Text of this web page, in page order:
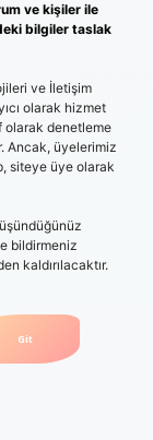
ve kişiler ile
bilgiler taslak
ve İletişim
olarak hizmet
olarak denetleme
Ancak, üyelerimiz
siteye üye olarak
bildirmeniz
kaldırılacaktır.